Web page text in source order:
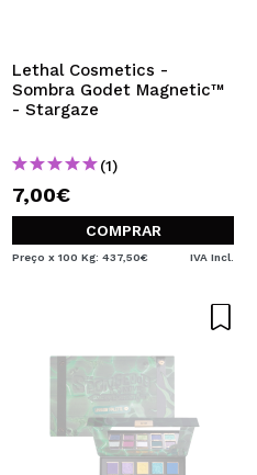
Lethal Cosmetics -
Sombra Godet Magnetic™
- Stargaze
(1)
7,00€
COMPRAR
Preço x 100 Kg: 437,50€ IVA Incl.